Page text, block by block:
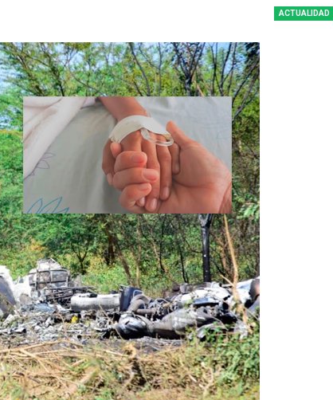
ACTUALIDAD